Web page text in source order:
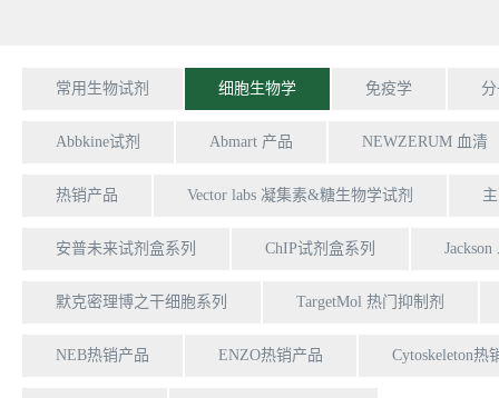
常用生物试剂 细胞生物学 免疫学
Abbkine试剂 Abmart 产品 NEWZERUM 血清
热销产品 Vector labs 凝集素&糖生物学试剂
安普未来试剂盒系列 ChIP试剂盒系列 Jackson
默克密理博之干细胞系列 TargetMol 热门抑制剂
NEB热销产品 ENZO热销产品 Cytoskeleton热